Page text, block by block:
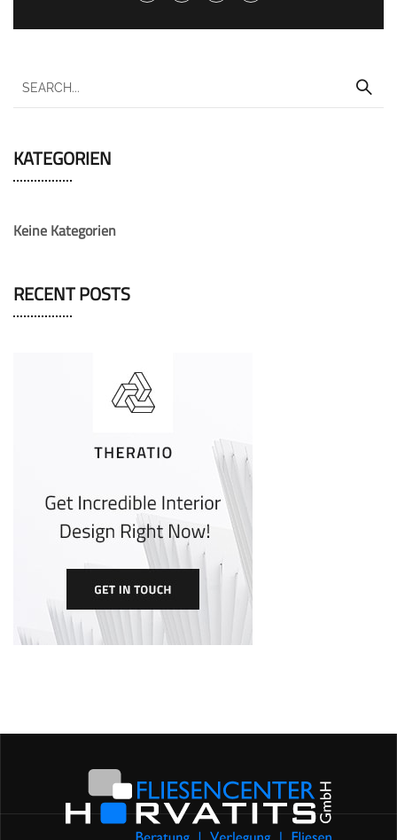
KATEGORIEN
Keine Kategorien
RECENT POSTS